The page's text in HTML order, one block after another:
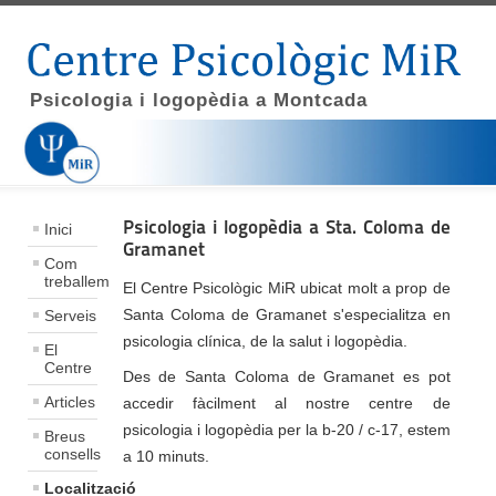
Psicologia i logopèdia a Montcada
Inici
Com
treballem
Serveis
El
Centre
Articles
Breus
consells
Localització
Psicologia i logopèdia a Sta. Coloma de
Gramanet
El Centre Psicològic MiR ubicat molt a prop de
Santa Coloma de Gramanet s'especialitza en
psicologia clínica, de la salut i logopèdia.
Des de Santa Coloma de Gramanet es pot
accedir fàcilment al nostre centre de
psicologia i logopèdia per la b-20 / c-17, estem
a 10 minuts.